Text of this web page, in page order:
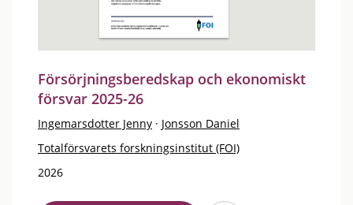
Försörjningsberedskap och ekonomiskt
försvar 2025-26
Ingemarsdotter Jenny · Jonsson Daniel
Totalförsvarets forskningsinstitut (FOI)
2026